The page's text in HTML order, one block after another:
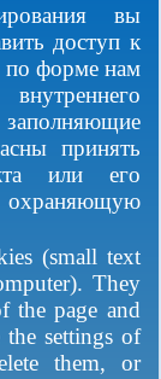
вы
доступ к
форме нам
принять
или его
(small text
They
the page and
the settings of
them, or